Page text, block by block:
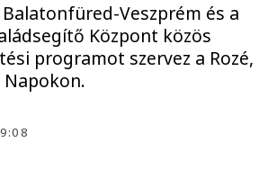
Veszprém és a
Központ közös
programot szervez a Rozé,
Napokon.